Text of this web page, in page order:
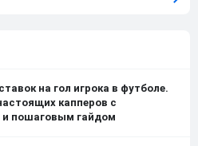
на гол игрока в футболе.
капперов с
и пошаговым гайдом